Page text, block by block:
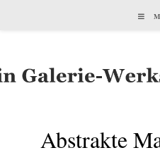
Abstrakte